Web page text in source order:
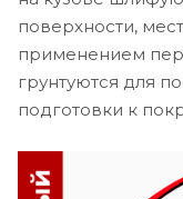
поверхности,
применением
грунтуются для
подготовки к